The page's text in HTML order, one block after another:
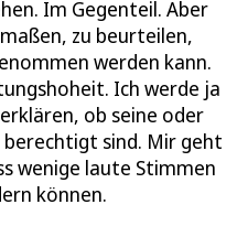
Im Gegenteil. Aber
zu beurteilen,
werden kann.
Ich werde ja
ob seine oder
berechtigt sind. Mir geht
wenige laute Stimmen
können.